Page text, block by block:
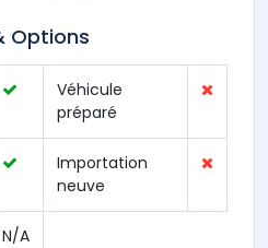
Options
Véhicule
préparé
Importation
neuve
N/A